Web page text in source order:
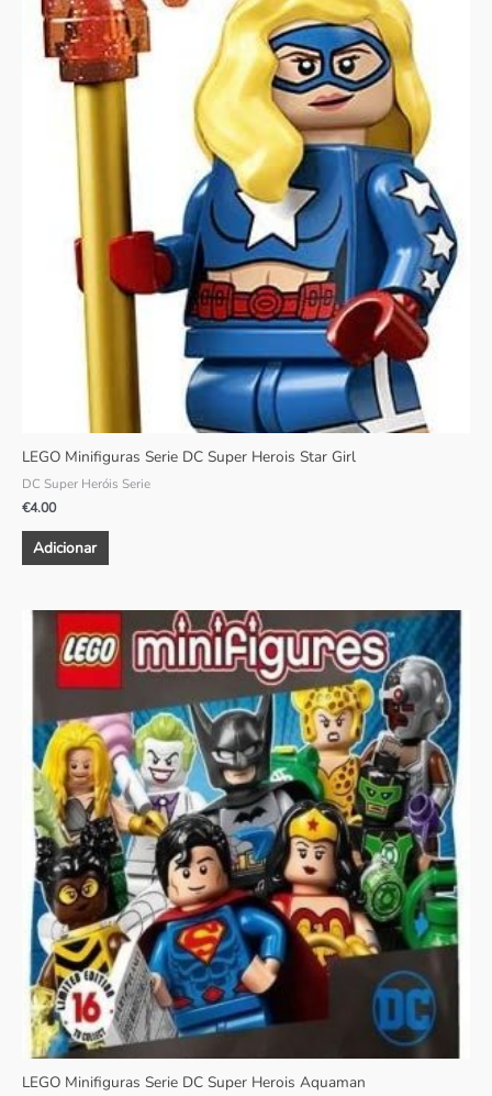
LEGO Minifiguras Serie DC Super Herois Star Girl
DC Super Heróis Serie
€4.00
Adicionar
LEGO Minifiguras Serie DC Super Herois Aquaman